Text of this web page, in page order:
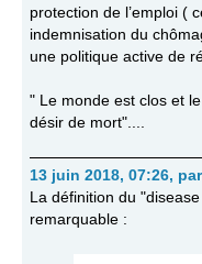
protection de l’emploi (
indemnisation du
une politique active de
" Le monde est clos et
désir de mort"....
13 juin 2018, 07:26, par
La définition du
remarquable :